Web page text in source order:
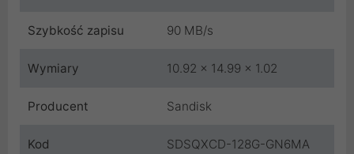
Szybkość zapisu 90 MB/s
Wymiary 10.92 x 14.99 x 1.02
Producent Sandisk
Kod SDSQXCD-128G-GN6MA